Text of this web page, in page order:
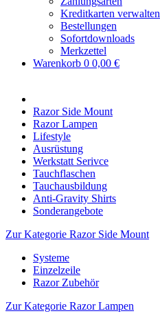
Kreditkarten verwalten
Bestellungen
Sofortdownloads
Merkzettel
Warenkorb 0 0,00 €
Razor Side Mount
Razor Lampen
Lifestyle
Ausrüstung
Werkstatt Serivce
Tauchflaschen
Tauchausbildung
Anti-Gravity Shirts
Sonderangebote
Zur Kategorie Razor Side Mount
Systeme
Einzelzeile
Razor Zubehör
Zur Kategorie Razor Lampen